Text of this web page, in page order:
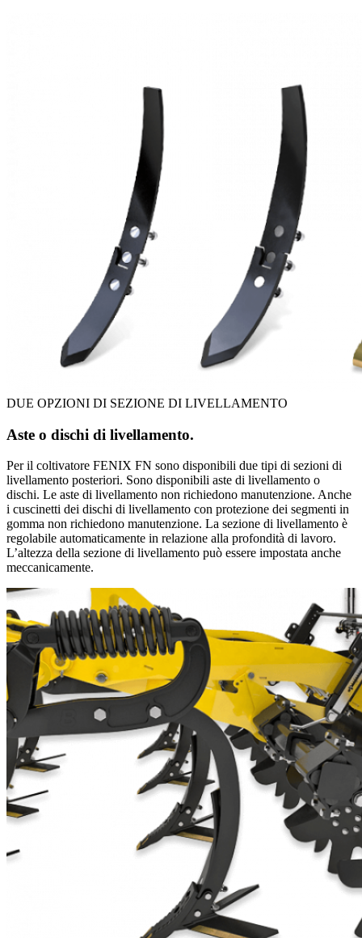
DUE OPZIONI DI SEZIONE DI LIVELLAMENTO
Aste o dischi di livellamento.
Per il coltivatore FENIX FN sono disponibili due tipi di sezioni di
livellamento posteriori. Sono disponibili aste di livellamento o
dischi. Le aste di livellamento non richiedono manutenzione. Anche
i cuscinetti dei dischi di livellamento con protezione dei segmenti in
gomma non richiedono manutenzione. La sezione di livellamento è
regolabile automaticamente in relazione alla profondità di lavoro.
L’altezza della sezione di livellamento può essere impostata anche
meccanicamente.